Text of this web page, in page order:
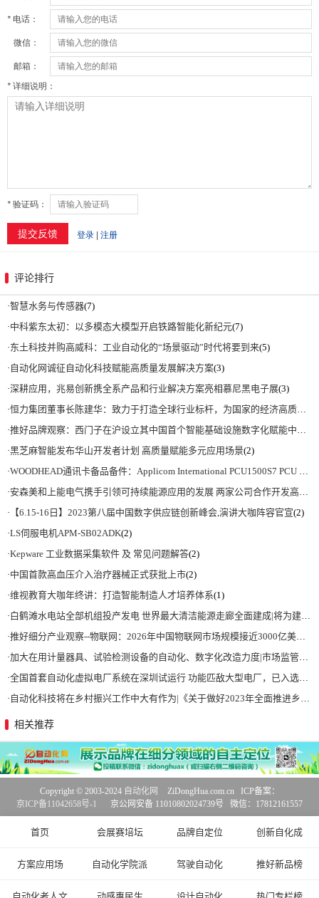
评论排行
·智慧水务与传感器(7)
·中科紫东太初：以多模态大模型开启铁路智能化新纪元(7)
·东土科技并购高威科：工业自动化的“场景驱动”时代将要到来(5)
· 自动化网诚征自动化科技赋能高质量发展解决方案(3)
·深耕应用，兆易创新携全系产品和行业解决方案亮相慕尼黑电子展(3)
·恒力集团董事长陈建华：致力于打造全球行业标杆，为国家的经济高质量发展贡献更大力量|上海电气集团党委书记、董事长吴磊来访
·推好品牌观察：西门子在沪设立其中国首个智能基础设施数字化赋能中心
·黑芝麻智能发布华山开发者计划 高质量赋能多元应用场景(2)
·WOODHEAD通讯卡备品备件：Applicom International PCU1500S7 PCU 1500 S7 V4.5.0
·安森美和上能电气携手引领可持续能源应用的发展 两家公司合作开发高性能储能和太阳能组串式逆变器方案 以实现可持续的未来
· 【6.15-16日】2023第八届中国数字供应链创新峰会,演讲大咖阵容官宣(2)
·LS伺服电机APM-SB02ADK(2)
·Kepware 工业数据采集软件 及 常见问题解答(2)
·中国首款高血压介入治疗器械正式获批上市(2)
·维视教育大咖年终讲：打造智能制造人才培养体系(1)
·白鹤滩水电站全部机组投产发电 世界最大清洁能源走廊全面建成|将为建设新型能源体系、保障国家能源安全、实现“双碳”目标提供有力支撑
·推好细分产业观察--物联网：2026年中国物联网市场规模接近3000亿美元 智慧工厂、智慧城市、智慧电网等将占60%以上
·加大在用计量器具、试验检测设备的自动化、数字化改造力度|市场监管总局 工业和信息化部 关于促进企业计量能力提升的指导意见
·全国首套自动化虚拟电厂系统在深圳试运行 功能匹敌大型电厂，已入选国际典型案例
· 自动化科技将在乡村振兴工作中大有作为|《关于做好2023年全面推进乡村振兴重点工作的意见》发布
相关推荐
首页 会展赛培坛 品牌自定位 创新自化成
方案应用场 自动化学院派 驾驶自动化 推好新品榜
Copyright © 2003-2024 自动化网
ZiDongHua.com.cn ICP备案：
京ICP备11042658号-1
京公网安备 11010802024739号 微信：17812161557